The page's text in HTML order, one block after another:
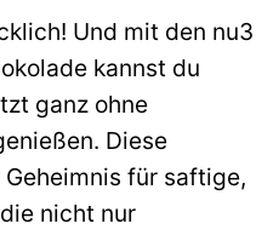
Und mit den nu3
kannst du
ganz ohne
Diese
für saftige,
nicht nur